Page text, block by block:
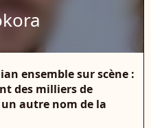
ensemble sur scène :
des milliers de
un autre nom de la